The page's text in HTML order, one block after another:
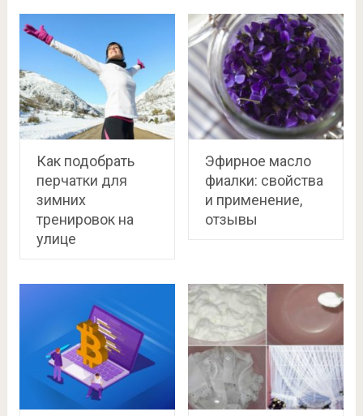
Как подобрать
перчатки для
зимних
тренировок на
улице
Эфирное масло
фиалки: свойства
и применение,
отзывы